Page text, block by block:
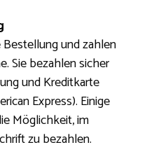
und zahlen
Sie bezahlen sicher
und Kreditkarte
Express). Einige
Möglichkeit, im
zu bezahlen.